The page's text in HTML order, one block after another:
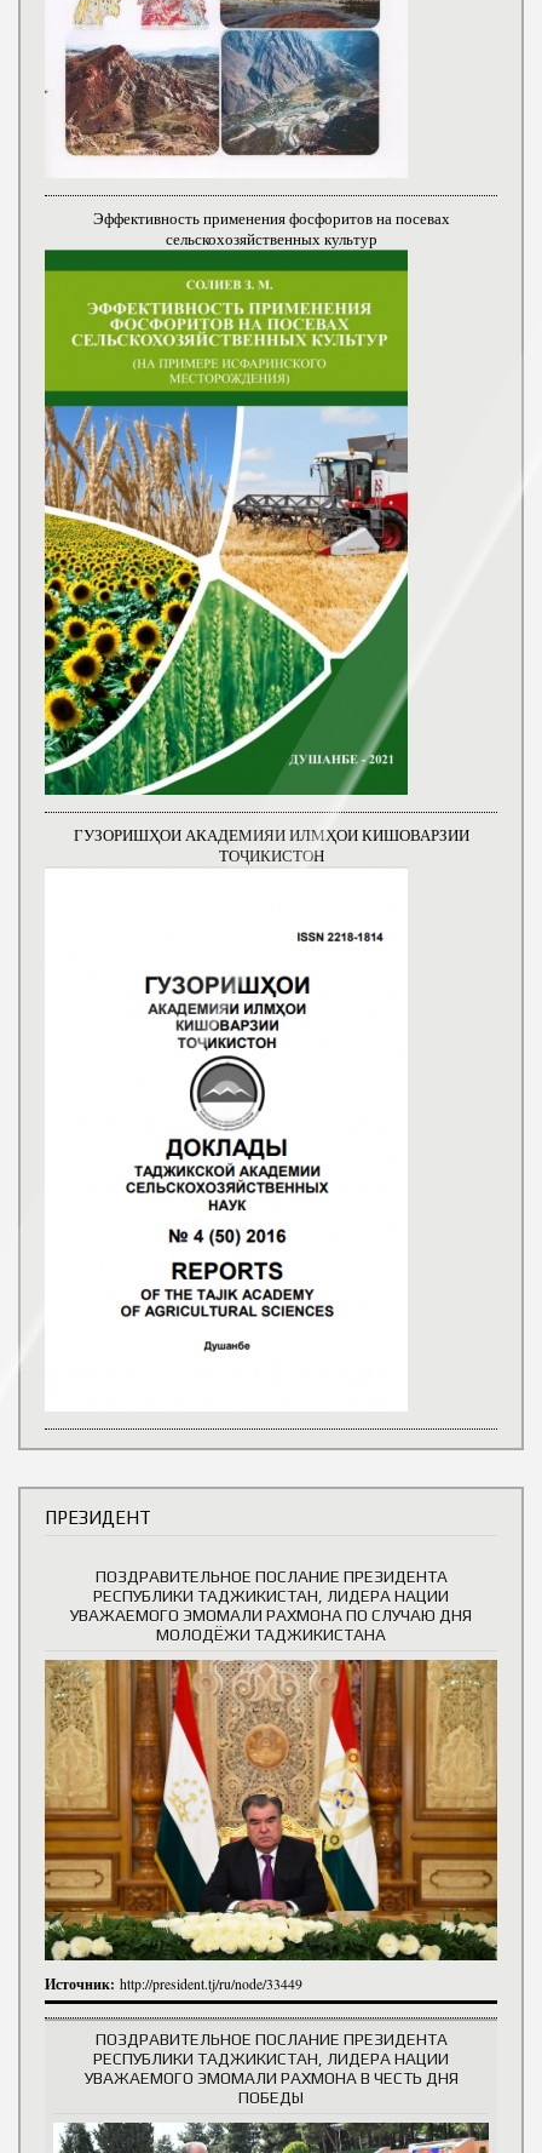
Эффективность применения фосфоритов на посевах
сельскохозяйственных культур
ГУЗОРИШҲОИ АКАДЕМИЯИ ИЛМҲОИ КИШОВАРЗИИ
ТОҶИКИСТОН
ПРЕЗИДЕНТ
ПОЗДРАВИТЕЛЬНОЕ ПОСЛАНИЕ ПРЕЗИДЕНТА
РЕСПУБЛИКИ ТАДЖИКИСТАН, ЛИДЕРА НАЦИИ
УВАЖАЕМОГО ЭМОМАЛИ РАХМОНА ПО СЛУЧАЮ ДНЯ
МОЛОДЁЖИ ТАДЖИКИСТАНА
Источник: http://president.tj/ru/node/33449
ПОЗДРАВИТЕЛЬНОЕ ПОСЛАНИЕ ПРЕЗИДЕНТА
РЕСПУБЛИКИ ТАДЖИКИСТАН, ЛИДЕРА НАЦИИ
УВАЖАЕМОГО ЭМОМАЛИ РАХМОНА В ЧЕСТЬ ДНЯ
ПОБЕДЫ